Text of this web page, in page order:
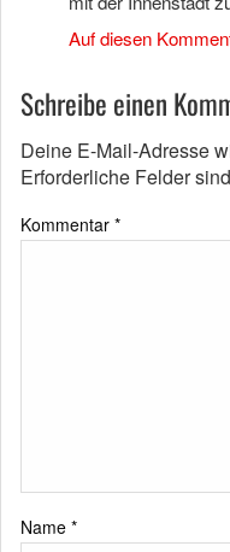
Auf diesen
Schreibe einen
Deine E-Mail-Adresse
Erforderliche Felder
Kommentar *
Name *